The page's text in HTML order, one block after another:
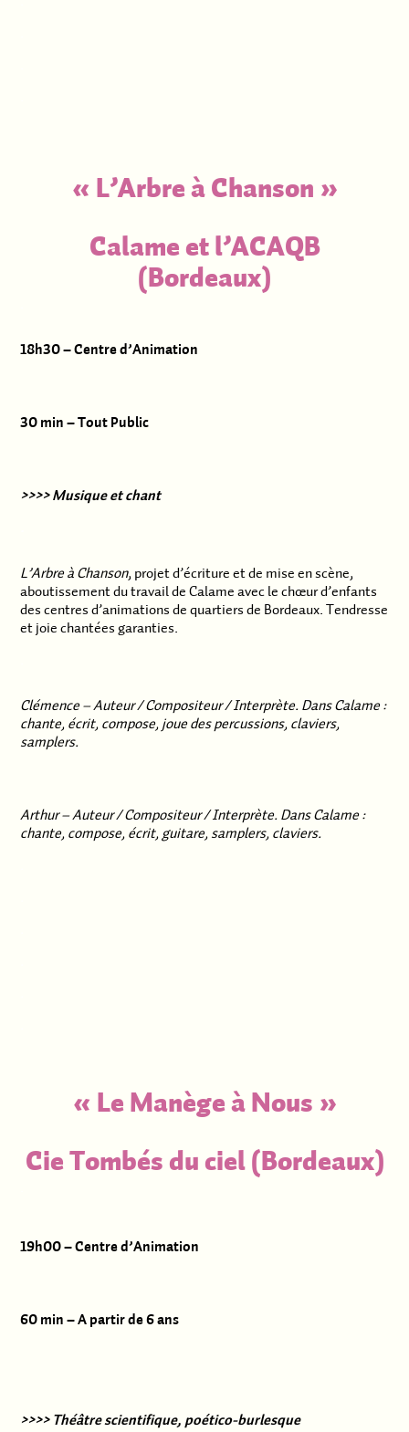
« L’Arbre à Chanson »
Calame et l’ACAQB
(Bordeaux)
18h30 – Centre d’Animation
30 min – Tout Public
>>>> Musique et chant
L’Arbre à Chanson, projet d’écriture et de mise en scène,
aboutissement du travail de Calame avec le chœur d’enfants
des centres d’animations de quartiers de Bordeaux. Tendresse
et joie chantées garanties.
Clémence – Auteur / Compositeur / Interprète. Dans Calame :
chante, écrit, compose, joue des percussions, claviers,
samplers.
Arthur – Auteur / Compositeur / Interprète. Dans Calame :
chante, compose, écrit, guitare, samplers, claviers.
« Le Manège à Nous »
Cie Tombés du ciel (Bordeaux)
19h00 – Centre d’Animation
60 min – A partir de 6 ans
>>>> Théâtre scientifique, poético-burlesque